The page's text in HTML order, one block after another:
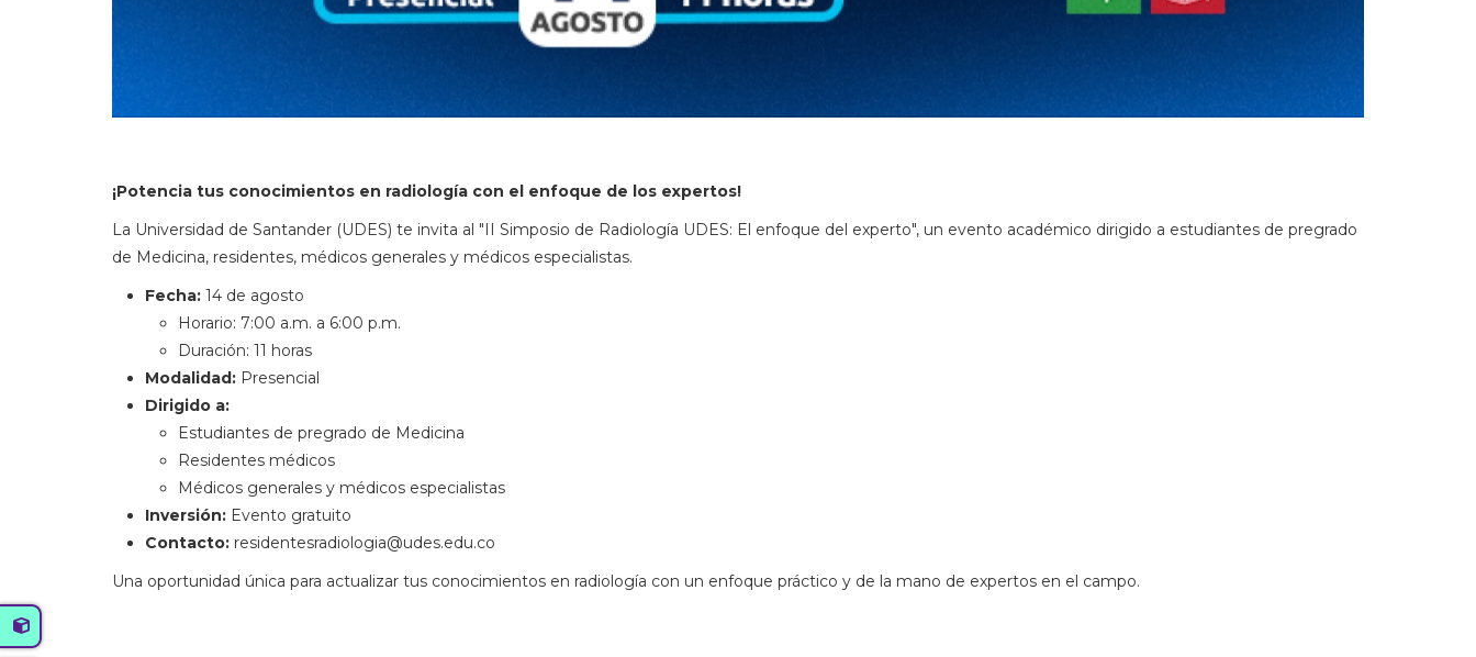
¡Potencia tus conocimientos en radiología con el enfoque de los expertos!
La Universidad de Santander (UDES) te invita al "II Simposio de Radiología UDES: El enfoque del experto", un evento académico dirigido a estudiantes de pregrado
de Medicina, residentes, médicos generales y médicos especialistas.
Fecha: 14 de agosto
Horario: 7:00 a.m. a 6:00 p.m.
Duración: 11 horas
Modalidad: Presencial
Dirigido a:
Estudiantes de pregrado de Medicina
Residentes médicos
Médicos generales y médicos especialistas
Inversión: Evento gratuito
Contacto: residentesradiologia@udes.edu.co
Una oportunidad única para actualizar tus conocimientos en radiología con un enfoque práctico y de la mano de expertos en el campo.